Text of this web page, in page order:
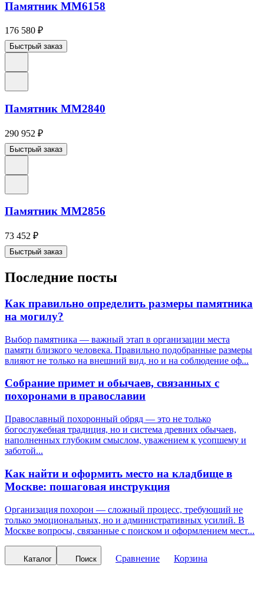
Памятник ММ6158
176 580 ₽
Быстрый заказ
Памятник ММ2840
290 952 ₽
Быстрый заказ
Памятник ММ2856
73 452 ₽
Быстрый заказ
Последние посты
Как правильно определить размеры памятника
на могилу?
Выбор памятника — важный этап в организации места
памяти близкого человека. Правильно подобранные размеры
влияют не только на внешний вид, но и на соблюдение оф...
Собрание примет и обычаев, связанных с
похоронами в православии
Православный похоронный обряд — это не только
богослужебная традиция, но и система древних обычаев,
наполненных глубоким смыслом, уважением к усопшему и
заботой...
Как найти и оформить место на кладбище в
Москве: пошаговая инструкция
Организация похорон — сложный процесс, требующий не
только эмоциональных, но и административных усилий. В
Москве вопросы, связанные с поиском и оформлением мест...
Каталог Поиск Сравнение Корзина